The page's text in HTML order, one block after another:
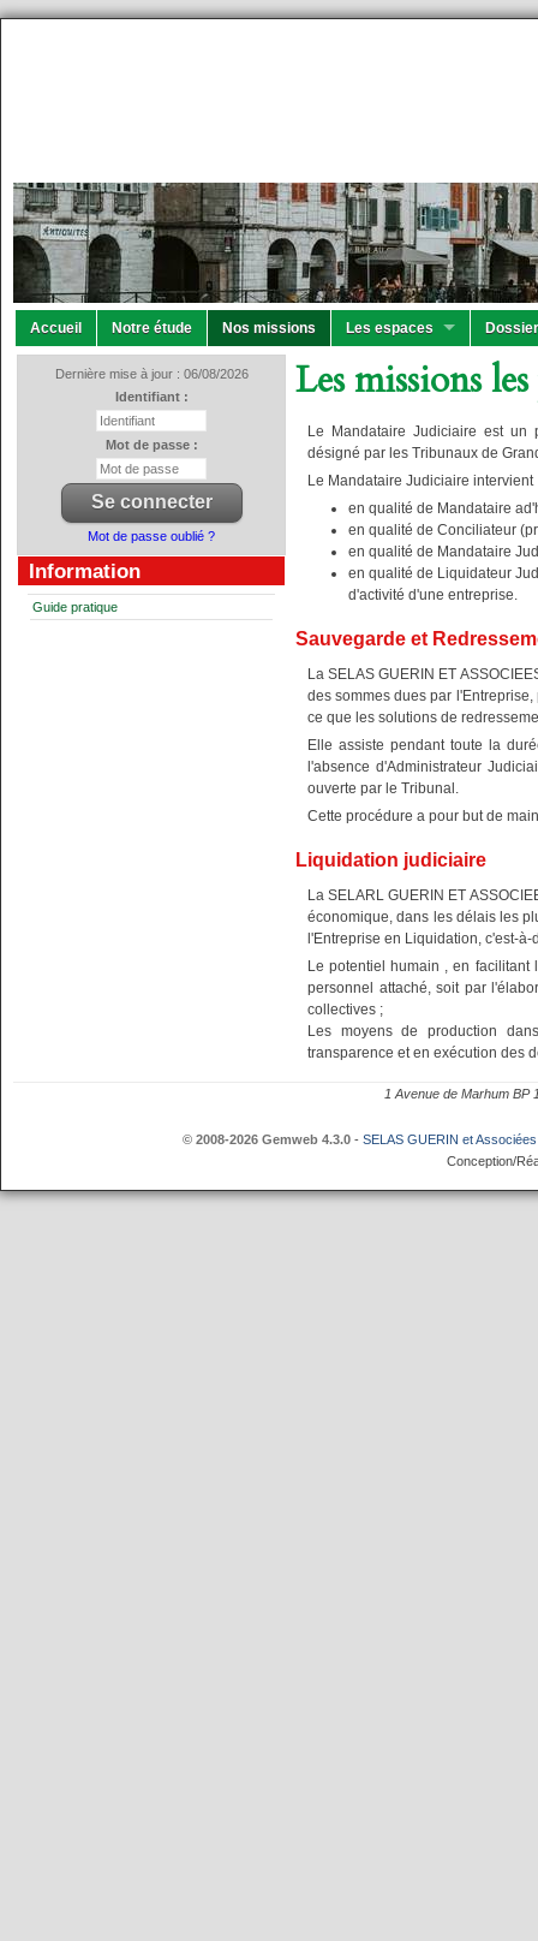
Accueil Notre étude Nos missions Les espaces
Dernière mise à jour : 06/08/2026
Identifiant :
Mot de passe :
Mot de passe oublié ?
Information
Guide pratique
Les missions
Le Mandataire Judiciaire est un
désigné par les Tribunaux de
Le Mandataire Judiciaire intervient
en qualité de Mandataire
en qualité de Conciliateur
en qualité de Mandataire
en qualité de Liquidateur
d'activité d'une entreprise.
Sauvegarde et
La SELAS GUERIN ET
des sommes dues par
ce que les solutions de
Elle assiste pendant toute la
l'absence d'Administrateur
ouverte par le Tribunal.
Cette procédure a pour but de
Liquidation judiciaire
La SELARL GUERIN ET
économique, dans les délais les
l'Entreprise en Liquidation, c'est-à-
Le potentiel humain , en
personnel attaché, soit par
collectives ;
Les moyens de production
transparence et en exécution des
1 Avenue de Marhum BP
© 2008-2026 Gemweb 4.3.0 - SELAS GUERIN et Associées
Conception/